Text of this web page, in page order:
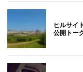
ヒルサイ
公開トー